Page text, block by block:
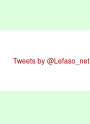
Tweets by @Lefaso_net